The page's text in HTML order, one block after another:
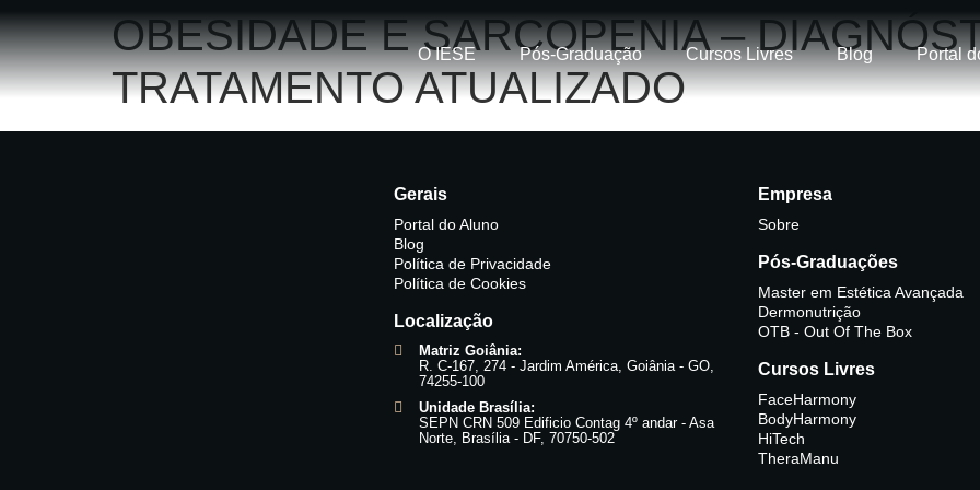
O IESE Pós-Graduação Cursos Livres Blog Portal
OBESIDADE E SARCOPENIA –
TRATAMENTO ATUALIZADO
Gerais
Portal do Aluno
Blog
Política de Privacidade
Política de Cookies
Localização
Matriz Goiânia:
R. C-167, 274 - Jardim América, Goiânia - GO,
74255-100
Unidade Brasília:
SEPN CRN 509 Edificio Contag 4º andar - Asa
Norte, Brasília - DF, 70750-502
Empresa
Sobre
Pós-Graduações
Master em Estética Avançada
Dermonutrição
OTB - Out Of The Box
Cursos Livres
FaceHarmony
BodyHarmony
HiTech
TheraManu